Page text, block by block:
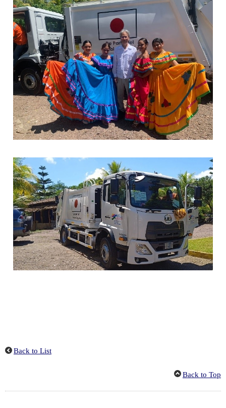
Back to List
Back to Top